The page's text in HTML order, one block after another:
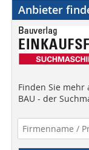
Anbieter
Finden Sie mehr
BAU - der